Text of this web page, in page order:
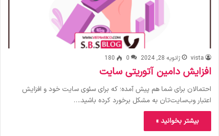
vista ژانویه 28, 2024 0
180
افزایش دامین آتوریتی سایت
احتمالان برای شما هم پیش آمده؛ که برای سئوی سایت خود و افزایش
اعتبار وب‌سایت‌تان به مشکل برخورد کرده باشید.…
بیشتر بخوانید »